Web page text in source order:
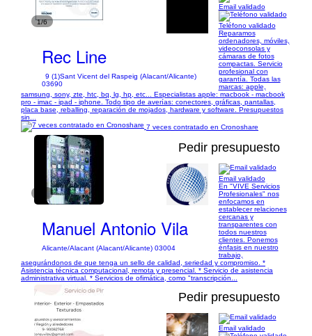
1/6
Rec Line
9 (1)Sant Vicent del Raspeig (Alacant/Alicante)
03690
Email validado
Teléfono validado
Reparamos
ordenadores, móviles,
videoconsolas y
cámaras de fotos
compactas. Servicio
profesional con
garantía. Todas las
marcas: apple,
samsung, sony, zte, htc, bq, lg, hp, etc... Especialistas apple: macbook - macbook
pro - imac - ipad - iphone. Todo tipo de averías: conectores, gráficas, pantallas,
placa base, reballing, reparación de mojados, hardware y software. Presupuestos
sin...
7 veces contratado en Cronoshare
Pedir presupuesto
Manuel Antonio Vila
Alicante/Alacant (Alacant/Alicante) 03004
Email validado
En "VIVE Servicios
Profesionales" nos
enfocamos en
establecer relaciones
cercanas y
transparentes con
todos nuestros
clientes. Ponemos
énfasis en nuestro
trabajo,
asegurándonos de que tenga un sello de calidad, seriedad y compromiso. *
Asistencia técnica computacional, remota y presencial. * Servicio de asistencia
administrativa virtual. * Servicios de ofimática, como "transcripción...
Pedir presupuesto
Email validado